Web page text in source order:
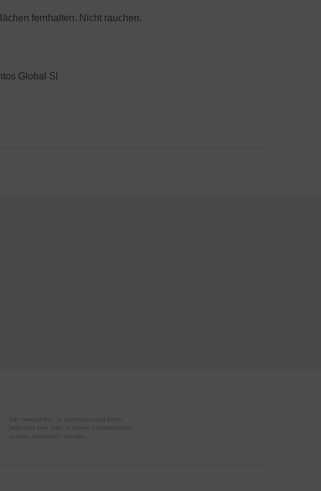
fernhalten. Nicht rauchen.
Global Sl
Der Newsletter ist kostenlos und kann
jederzeit hier oder in Ihrem Kundenkonto
wieder abbestellt werden.